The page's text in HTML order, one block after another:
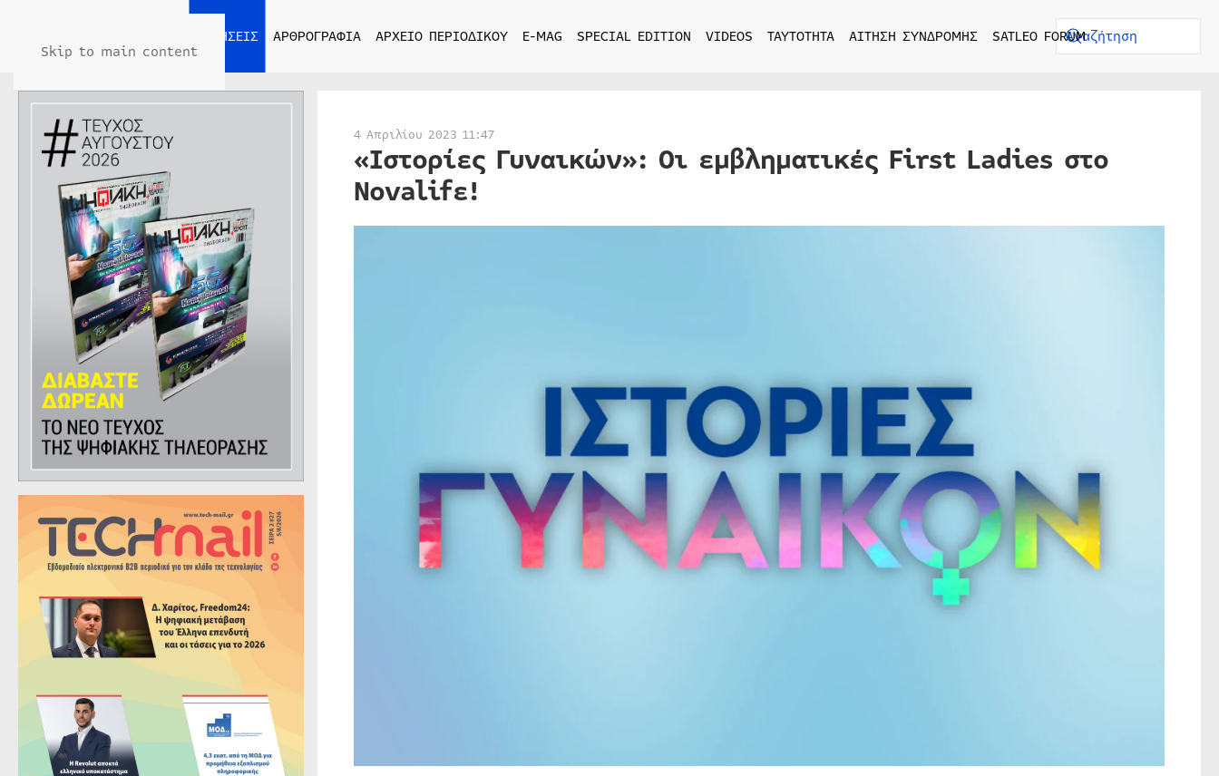
Skip to main content
ΕΙΔΗΣΕΙΣ ΑΡΘΡΟΓΡΑΦΙΑ ΑΡΧΕΙΟ ΠΕΡΙΟΔΙΚΟΥ E-MAG SPECIAL EDITION VIDEOS ΤΑΥΤΟΤΗΤΑ ΑΙΤΗΣΗ ΣΥΝΔΡΟΜΗΣ SATLEO FORUM
4 Απριλίου 2023 11:47
«Ιστορίες Γυναικών»: Οι εμβληματικές First Ladies στο
Novalifε!